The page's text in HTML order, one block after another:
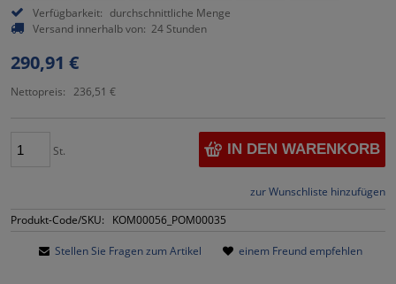
Verfügbarkeit: durchschnittliche Menge
Versand innerhalb von: 24 Stunden
290,91 €
Nettopreis: 236,51 €
St. IN DEN WARENKORB
zur Wunschliste hinzufügen
Produkt-Code/SKU:
KOM00056_POM00035
Stellen Sie Fragen zum Artikel einem Freund empfehlen